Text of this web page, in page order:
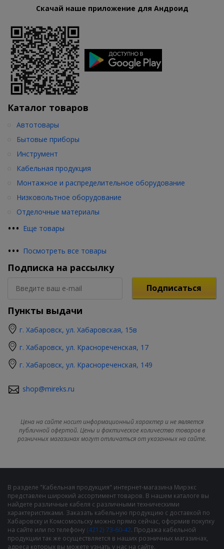
Скачай наше приложение для Андроид
Каталог товаров
••• Еще товары
Автотовары
Бытовые приборы
Инструмент
Кабельная продукция
Монтажное и распределительное оборудование
Низковольтное оборудование
Отделочные материалы
••• Посмотреть все товары
Подписка на рассылку
Подписаться
Пункты выдачи
г. Хабаровск, ул. Хабаровская, 15в
г. Хабаровск, ул. Краснореченская, 17
г. Хабаровск, ул. Краснореченская, 149
shop@mireks.ru
Цена на сайте носит информационный характер и не является
публичной офертой. Цены и фактическое количество товаров в
розничных магазинах могут отличаться от указанных на сайте.
В разделе "Кабельная продукция" интернет-магазина Мирэкс
представлен широкий ассортимент товаров. В нашем каталоге вы
найдете различные кабеля с различными техническими
характеристиками. Заказать кабельную продукцию с доставкой по
Хабаровску и Комсомольску можно прямо сейчас, оформив покупку
на сайте или по телефону (4212) 73-60-42. Продажа кабельной
продукции так же осуществляется в наших розничных магазинах,
адреса которых вы можете узнать у нас на сайте.